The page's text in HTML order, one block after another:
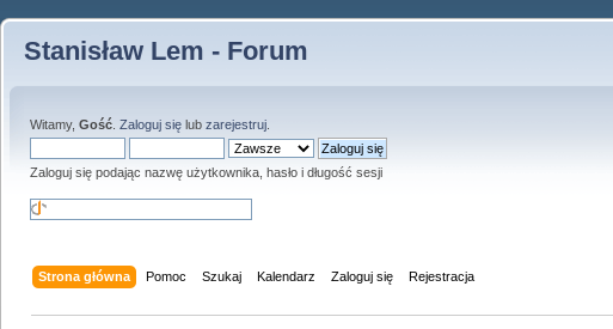
Stanisław Lem - Forum
Witamy, Gość Zaloguj się lub zarejestruj
Zaloguj się podając nazwę użytkownika, hasło i długość sesji
Strona główna Pomoc Szukaj Kalendarz Zaloguj się Rejestracja